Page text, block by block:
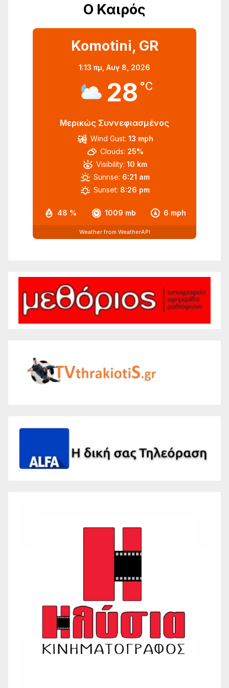
Ο Καιρός
Komotini, GR
1:13 πμ, Αυγ 8, 2026
28 °C
Μερικώς Συννεφιασμένος
48 % 1009 mb 6 mph
Wind Gust: 13 mph
Clouds: 25%
Visibility: 10 km
Sunrise: 6:21 am
Sunset: 8:26 pm
Weather from WeatherAPI